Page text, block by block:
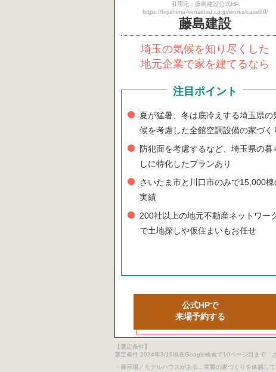
引用元：藤島建設公式HP
https://fujishima-kensetsu.co.jp/works/case60/
藤島建設
埼玉の気候を知り尽くした
地元企業で家を建てるなら
注目ポイント
夏が猛暑、冬は底冷えする埼玉県の
候を考慮した全館空調設備の家づく
防犯面を考慮するなど、埼玉県の暮
しに特化したプランあり
さいたま市と川口市のみで15,000棟
実績
200社以上の地元不動産ネットワー
で土地探しや仮住まいもお任せ
公式HPで
来場予約する
【選定条件】
選定条件:2024年3/19現在Google検索で10ページ目まで「
・展示場／モデルハウスがある…実際の家づくりを体感して